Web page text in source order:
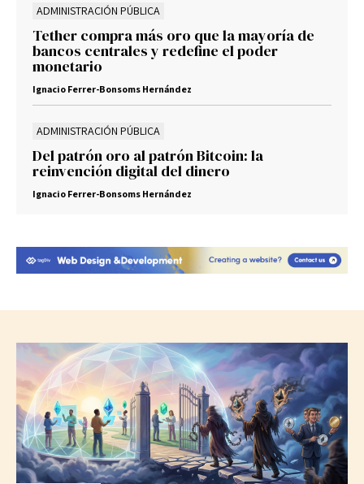
ADMINISTRACIÓN PÚBLICA
Tether compra más oro que la mayoría de
bancos centrales y redefine el poder
monetario
Ignacio Ferrer-Bonsoms Hernández
ADMINISTRACIÓN PÚBLICA
Del patrón oro al patrón Bitcoin: la
reinvención digital del dinero
Ignacio Ferrer-Bonsoms Hernández